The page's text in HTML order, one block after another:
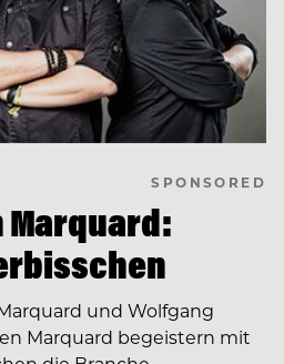
SPONSORED
Marquard:
und Wolfgang
Marquard begeistern mit